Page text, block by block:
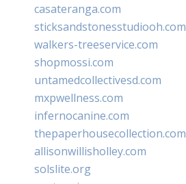
casateranga.com
sticksandstonesstudiooh.com
walkers-treeservice.com
shopmossi.com
untamedcollectivesd.com
mxpwellness.com
infernocanine.com
thepaperhousecollection.com
allisonwillisholley.com
solslite.org